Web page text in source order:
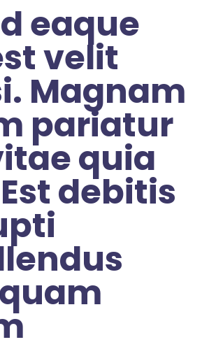
eaque
velit
Magnam
pariatur
quia
debitis